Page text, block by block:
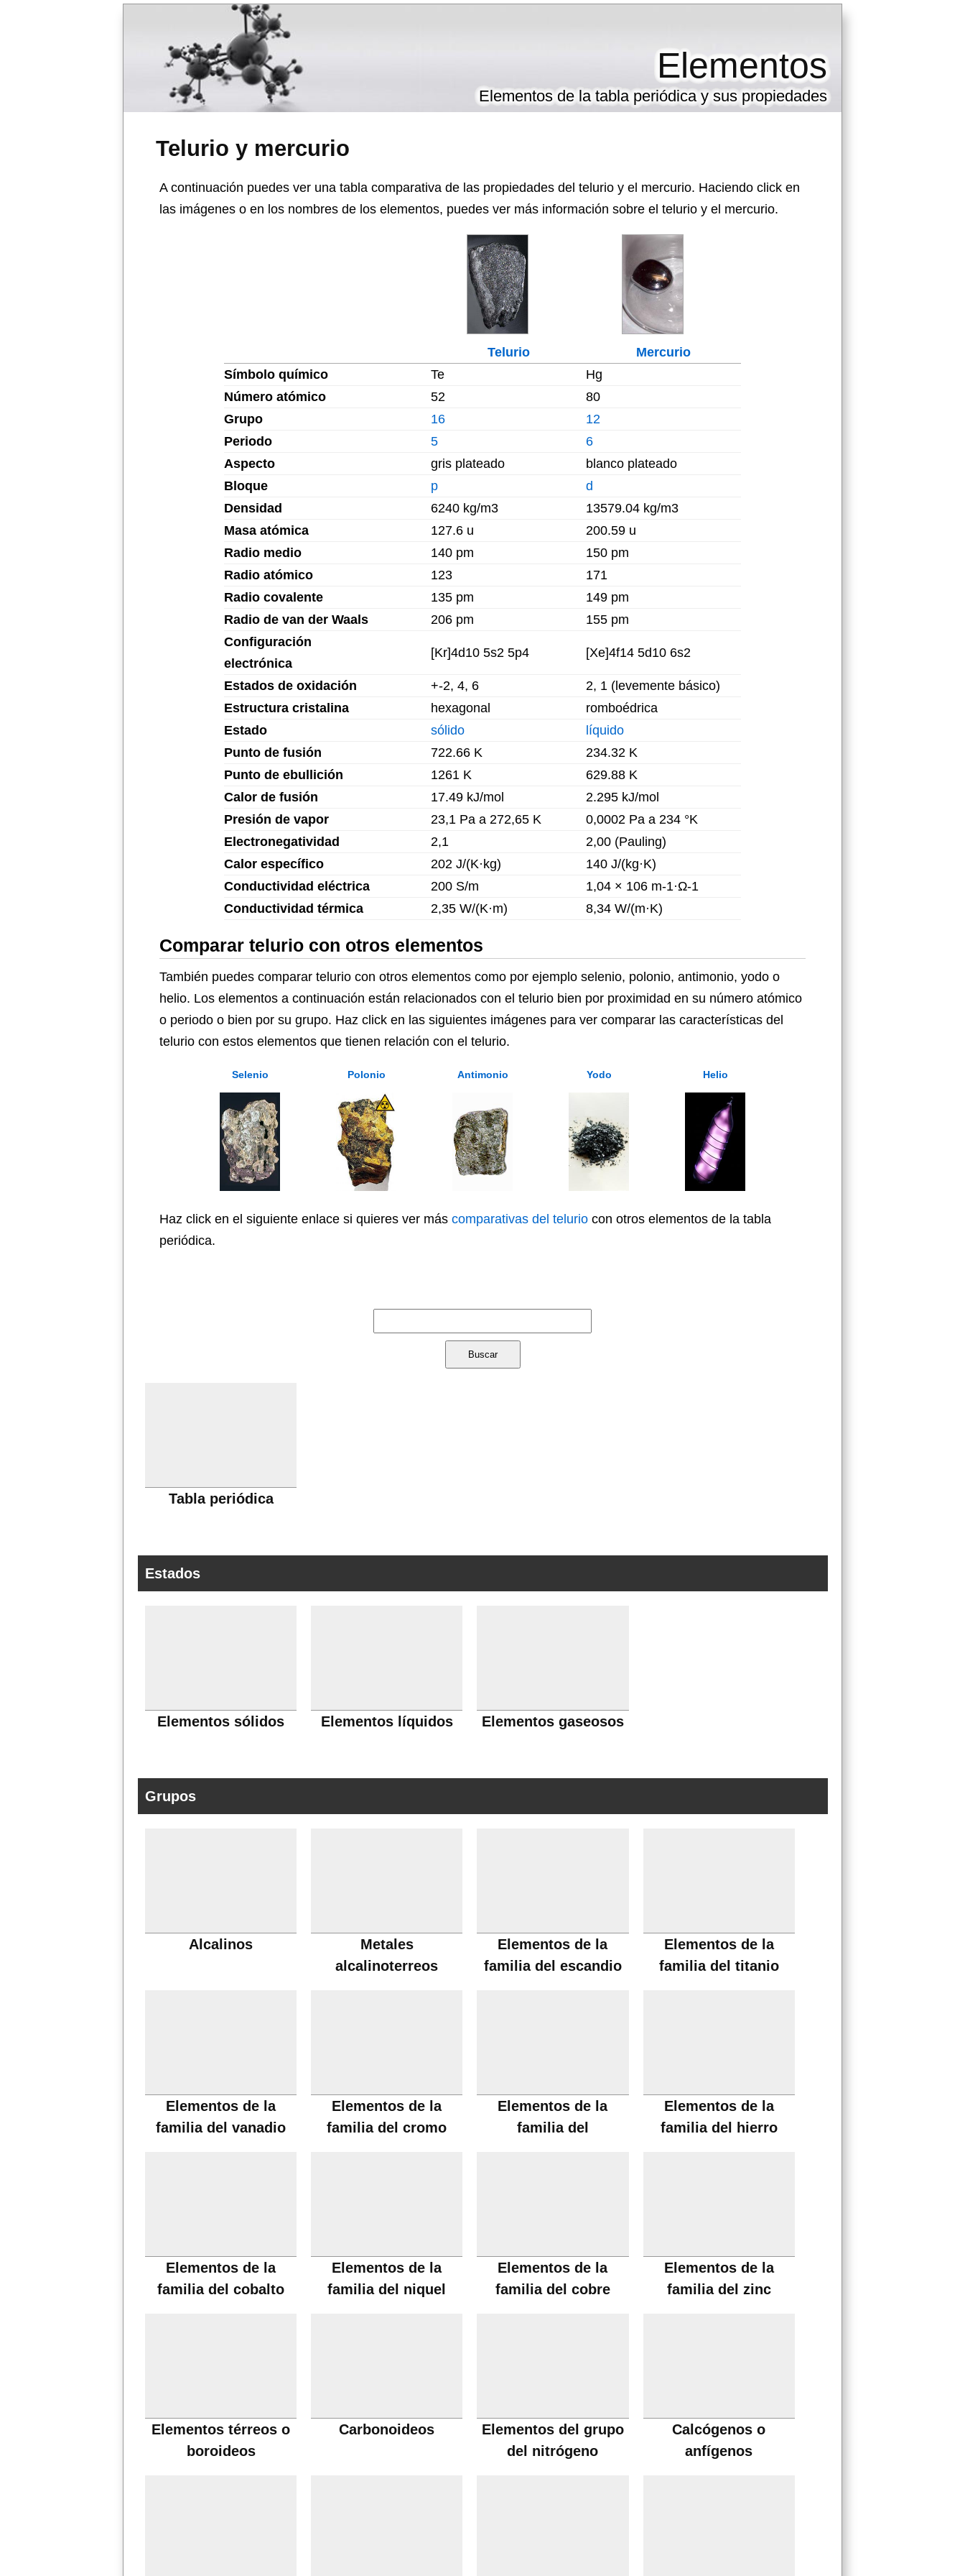
Telurio y mercurio
Elementos
Elementos de la tabla periódica y sus propiedades
A continuación puedes ver una tabla comparativa de las propiedades del telurio y el mercurio. Haciendo click en
las imágenes o en los nombres de los elementos, puedes ver más información sobre el telurio y el mercurio.
Telurio
Mercurio
Símbolo químico
Te
Hg
Número atómico
52
80
Grupo
16
12
Periodo
5
6
Aspecto
gris plateado
blanco plateado
Bloque
p
d
Densidad
6240 kg/m3
13579.04 kg/m3
Masa atómica
127.6 u
200.59 u
Radio medio
140 pm
150 pm
Radio atómico
123
171
Radio covalente
135 pm
149 pm
Radio de van der Waals
206 pm
155 pm
Configuración
electrónica
[Kr]4d10 5s2 5p4 [Xe]4f14 5d10 6s2
Estados de oxidación +-2, 4, 6
2, 1 (levemente básico)
Estructura cristalina
hexagonal
romboédrica
Estado
sólido
líquido
Punto de fusión
722.66 K
234.32 K
Punto de ebullición
1261 K
629.88 K
Calor de fusión
17.49 kJ/mol
2.295 kJ/mol
Presión de vapor
23,1 Pa a 272,65 K
0,0002 Pa a 234 °K
Electronegatividad
2,1
2,00 (Pauling)
Calor específico
202 J/(K·kg)
140 J/(kg·K)
Conductividad eléctrica
200 S/m
1,04 × 106 m-1·Ω-1
Conductividad térmica
2,35 W/(K·m) 8,34 W/(m·K)
Comparar telurio con otros elementos
También puedes comparar telurio con otros elementos como por ejemplo selenio, polonio, antimonio, yodo o
helio. Los elementos a continuación están relacionados con el telurio bien por proximidad en su número atómico
o periodo o bien por su grupo. Haz click en las siguientes imágenes para ver comparar las características del
telurio con estos elementos que tienen relación con el telurio.
Selenio Polonio Antimonio Yodo Helio
Haz click en el siguiente enlace si quieres ver más comparativas del telurio con otros elementos de la tabla
periódica.
Tabla periódica
Estados
Elementos sólidos Elementos líquidos Elementos gaseosos
Grupos
Alcalinos
Metales
alcalinoterreos
Elementos de la
familia del escandio
Elementos de la
familia del titanio
Elementos de la
familia del vanadio
Elementos de la
familia del cromo
Elementos de la
familia del
Elementos de la
familia del hierro
Elementos de la
familia del cobalto
Elementos de la
familia del niquel
Elementos de la
familia del cobre
Elementos de la
familia del zinc
Elementos térreos o
boroideos
Carbonoideos
Elementos del grupo
del nitrógeno
Calcógenos o
anfígenos